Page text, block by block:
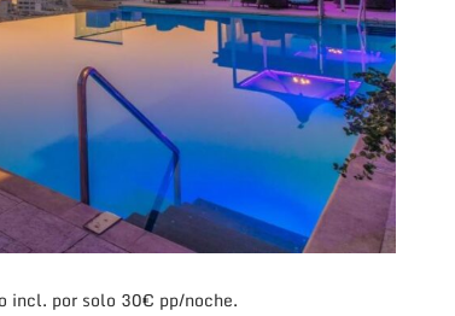
incl. por solo 30€ pp/noche.